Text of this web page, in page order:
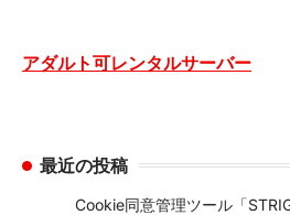
アダルト可レンタルサーバー
最近の投稿
Cookie同意管理ツール「